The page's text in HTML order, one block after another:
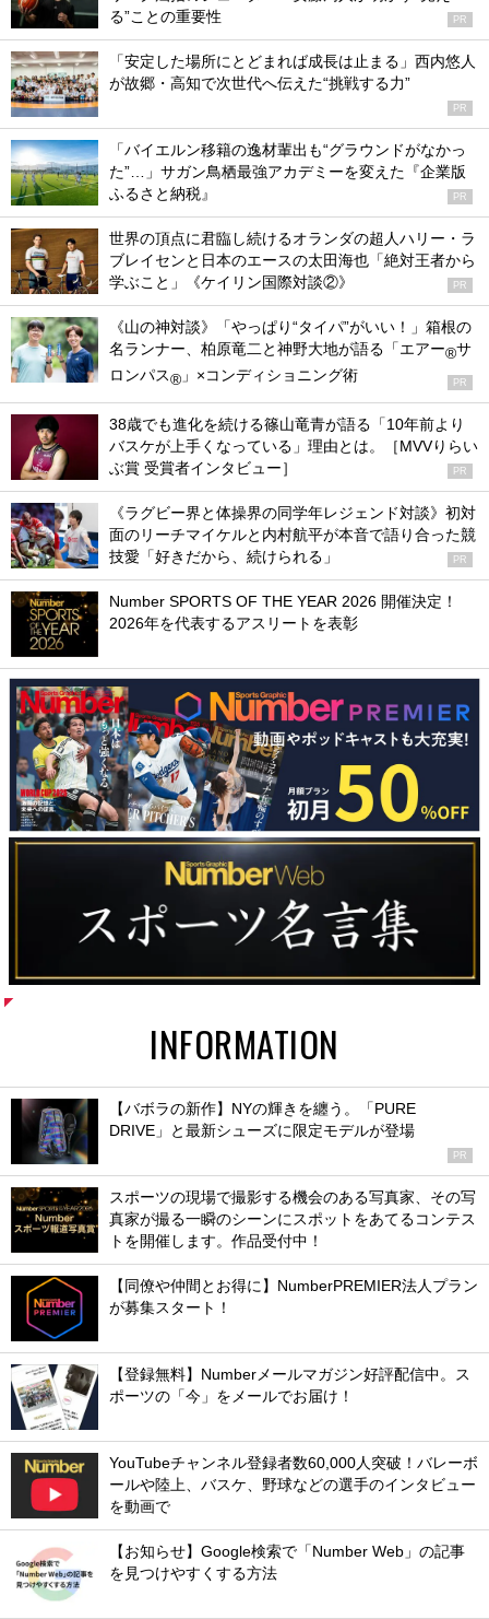
る”ことの重要性
PR
「安定した場所にとどまれば成長は止まる」西内悠人
が故郷・高知で次世代へ伝えた“挑戦する力”
PR
「バイエルン移籍の逸材輩出も“グラウンドがなかっ
た”…」サガン鳥栖最強アカデミーを変えた『企業版
ふるさと納税』
PR
世界の頂点に君臨し続けるオランダの超人ハリー・ラ
ブレイセンと日本のエースの太田海也「絶対王者から
学ぶこと」《ケイリン国際対談②》
PR
《山の神対談》「やっぱり“タイパ”がいい！」箱根の
名ランナー、柏原竜二と神野大地が語る「エアー®サ
ロンパス® 」×コンディショニング術 PR
38歳でも進化を続ける篠山竜青が語る「10年前より
バスケが上手くなっている」理由とは。［MVVりらい
ぶ賞 受賞者インタビュー］
PR
《ラグビー界と体操界の同学年レジェンド対談》初対
面のリーチマイケルと内村航平が本音で語り合った競
技愛「好きだから、続けられる」
PR
Number SPORTS OF THE YEAR 2026 開催決定！
2026年を代表するアスリートを表彰
INFORMATION
【バボラの新作】NYの輝きを纏う。「PURE
DRIVE」と最新シューズに限定モデルが登場
PR
スポーツの現場で撮影する機会のある写真家、その写
真家が撮る一瞬のシーンにスポットをあてるコンテス
トを開催します。作品受付中！
【同僚や仲間とお得に】NumberPREMIER法人プラン
が募集スタート！
【登録無料】Numberメールマガジン好評配信中。ス
ポーツの「今」をメールでお届け！
YouTubeチャンネル登録者数60,000人突破！バレーボ
ールや陸上、バスケ、野球などの選手のインタビュー
を動画で
【お知らせ】Google検索で「Number Web」の記事
を見つけやすくする方法